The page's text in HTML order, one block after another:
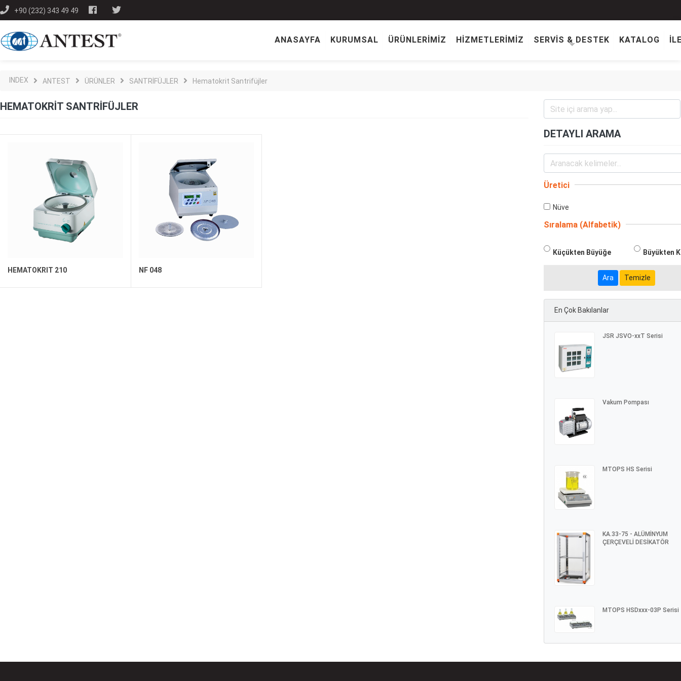
+90 (232) 343 49 49
ANASAYFA KURUMSAL ÜRÜNLERİMİZ HİZMETLERİMİZ SERVİS & DESTEK KATALOG
INDEX ANTEST ÜRÜNLER SANTRİFÜJLER Hematokrit Santrifüjler
HEMATOKRIT SANTRIFÜJLER
HEMATOKRIT 210 NF 048
DETAYLI ARAMA
Üretici
Nüve
Sıralama (Alfabetik)
Küçükten Büyüğe Büyükten
Temizle
En Çok Bakılanlar
JSR JSVO-xxT Serisi
Vakum Pompası
MTOPS HS Serisi
KA.33-75 - ALÜMİNYUM
ÇERÇEVELİ DESİKATÖR
MTOPS HSDxxx-03P Serisi